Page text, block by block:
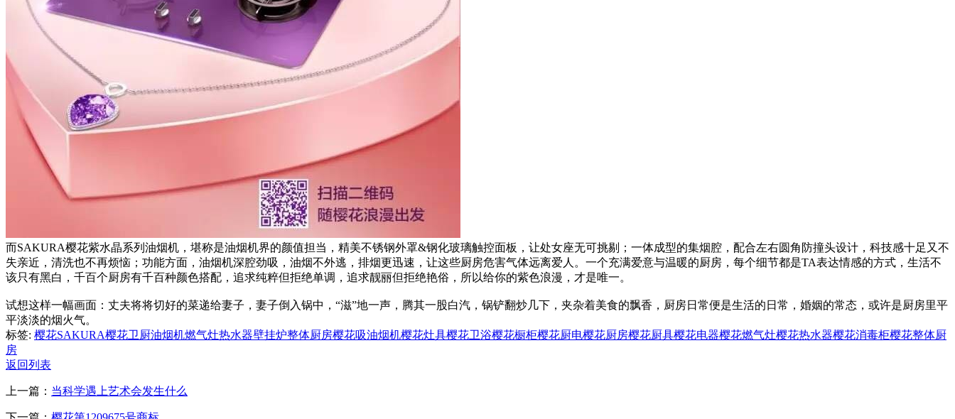
而SAKURA樱花紫水晶系列油烟机，堪称是油烟机界的颜值担当，精美不锈钢外罩&钢化玻璃触控面板，让处女座无可挑剔；一体成型的集烟腔，配合左右圆角防撞头设计，科技感十足又不
失亲近，清洗也不再烦恼；功能方面，油烟机深腔劲吸，油烟不外逃，排烟更迅速，让这些厨房危害气体远离爱人。一个充满爱意与温暖的厨房，每个细节都是TA表达情感的方式，生活不
该只有黑白，千百个厨房有千百种颜色搭配，追求纯粹但拒绝单调，追求靓丽但拒绝艳俗，所以给你的紫色浪漫，才是唯一。
试想这样一幅画面：丈夫将将切好的菜递给妻子，妻子倒入锅中，“滋”地一声，腾其一股白汽，锅铲翻炒几下，夹杂着美食的飘香，厨房日常便是生活的日常，婚姻的常态，或许是厨房里平
平淡淡的烟火气。
标签: 樱花SAKURA樱花卫厨油烟机燃气灶热水器壁挂炉整体厨房樱花吸油烟机樱花灶具樱花卫浴樱花橱柜樱花厨电樱花厨房樱花厨具樱花电器樱花燃气灶樱花热水器樱花消毒柜樱花整体厨
房
返回列表
上一篇： 当科学遇上艺术会发生什么